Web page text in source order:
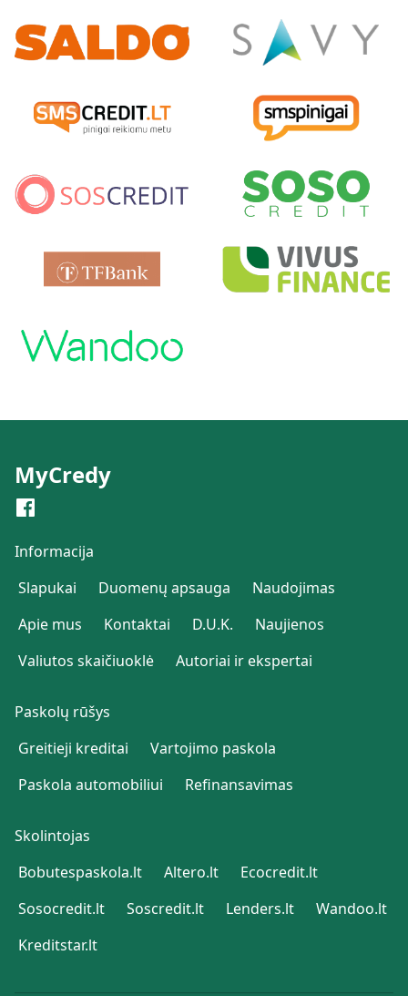
MyCredy
Informacija
Slapukai
Duomenų apsauga
Naudojimas
Apie mus
Kontaktai D.U.K.
Naujienos
Valiutos skaičiuoklė
Autoriai ir ekspertai
Paskolų rūšys
Greitieji kreditai
Vartojimo paskola
Paskola automobiliui
Refinansavimas
Skolintojas
Bobutespaskola.lt
Altero.lt
Ecocredit.lt
Sosocredit.lt
Soscredit.lt Lenders.lt
Wandoo.lt
Kreditstar.lt